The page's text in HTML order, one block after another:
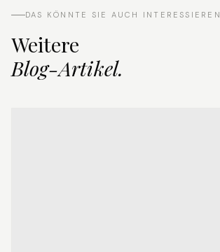
DAS KÖNNTE SIE AUCH INTERESSIEREN
Weitere
Blog-Artikel.